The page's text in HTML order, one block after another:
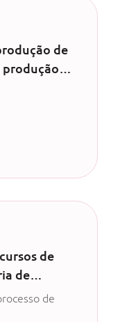
de
de soro
de
de
de